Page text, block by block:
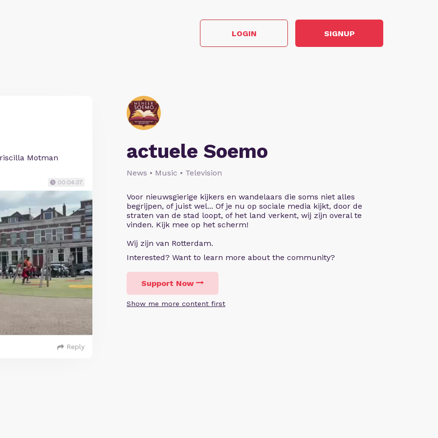
LOGIN SIGNUP
actuele Soemo
News • Music • Television
Voor nieuwsgierige kijkers en wandelaars die soms niet alles
begrijpen, of juist wel... Of je nu op sociale media kijkt, door de
straten van de stad loopt, of het land verkent, wij zijn overal te
vinden. Kijk mee op het scherm!
Wij zijn van Rotterdam.
Interested? Want to learn more about the community?
Support Now
Show me more content first
Motman
00:04:37
Reply